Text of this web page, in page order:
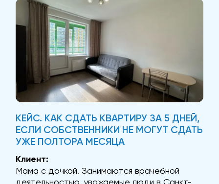
КЕЙС. КАК СДАТЬ КВАРТИРУ ЗА 5 ДНЕЙ,
ЕСЛИ СОБСТВЕННИКИ НЕ МОГУТ СДАТЬ
УЖЕ ПОЛТОРА МЕСЯЦА
Клиент:
Мама с дочкой. Занимаются врачебной